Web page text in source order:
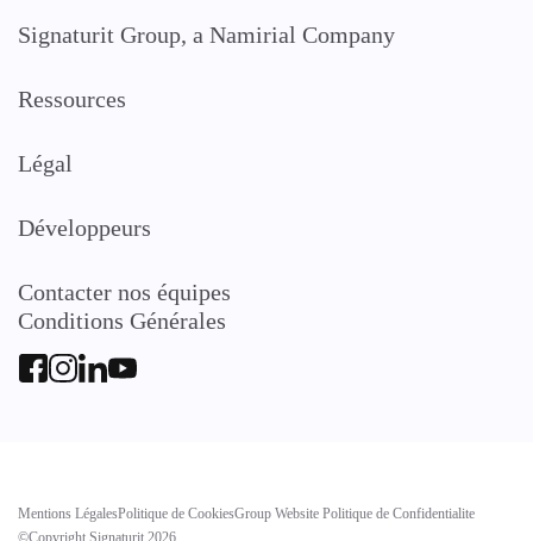
Signaturit Group, a Namirial Company
Ressources
Légal
Développeurs
Contacter nos équipes
Conditions Générales
Mentions LégalesPolitique de CookiesGroup Website Politique de Confidentialite
©Copyright Signaturit 2026